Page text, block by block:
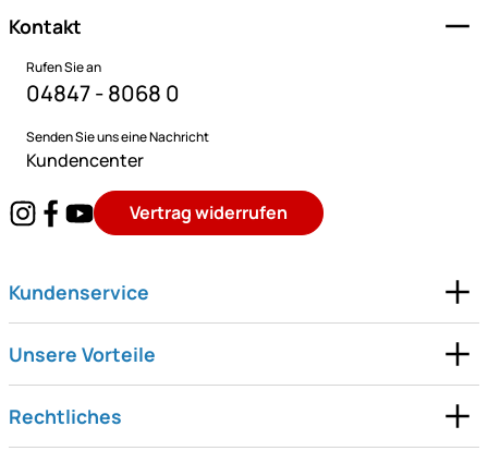
Kontakt
Rufen Sie an
04847 - 8068 0
Senden Sie uns eine Nachricht
Kundencenter
Vertrag widerrufen
Kundenservice
Unsere Vorteile
Rechtliches